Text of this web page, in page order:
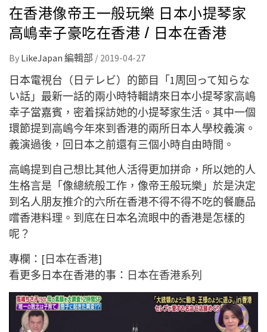
在香港像帝王一般玩樂 日本小提琴家
高嶋幸子豪吃在香港 / 日本在香港
By LikeJapan 編輯部 / 2019-04-27
日本電視台（日テレビ）的節目「1周回って知らな
い話」最新一話的兩小時特輯請來日本小提琴家高嶋
幸子當嘉賓，密着採訪她的小提琴家生活。其中一個
環節提到高嶋今年來到香港的兩所日本人學校義演。
義演過後，回日本之前還有三個小時自由時間。
高嶋提到自己想比其他人活得更加拼命，所以她的人
生格言是「像總統般工作，像帝王般玩樂」於是決定
到名人朋友推介的六所在香港不得不得不吃的餐廳品
嚐香港料理。到底在日本名流眼中的香港是怎樣的
呢？
專欄：[日本在香港]
看更多日本在香港的事： 日本在香港系列